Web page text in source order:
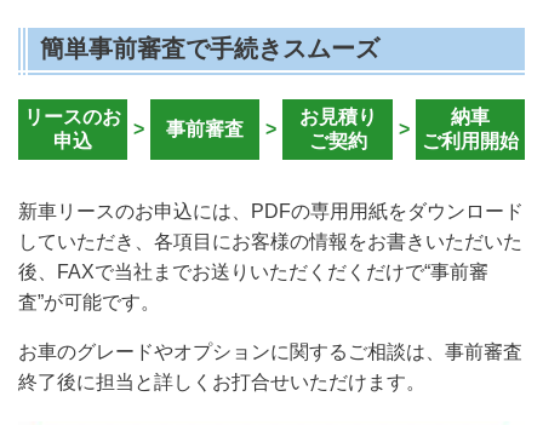
簡単事前審査で手続きスムーズ
リースのお
申込
> 事前審査 >
お見積り
ご契約
>
納車
ご利用開始
新車リースのお申込には、PDFの専用用紙をダウンロード
していただき、各項目にお客様の情報をお書きいただいた
後、FAXで当社までお送りいただくだくだけで“事前審
査”が可能です。
お車のグレードやオプションに関するご相談は、事前審査
終了後に担当と詳しくお打合せいただけます。